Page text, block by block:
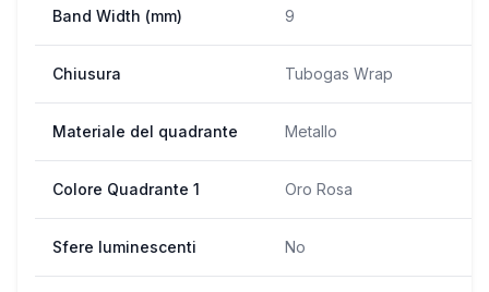
Band Width (mm) 9
Chiusura Tubogas Wrap
Materiale del quadrante Metallo
Colore Quadrante 1 Oro Rosa
Sfere luminescenti No